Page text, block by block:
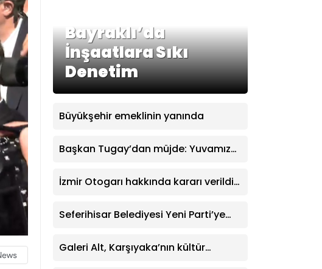
Bayraklı’da
İnşaatlara Sıkı
Denetim
Büyükşehir emeklinin yanında
Başkan Tugay’dan müjde: Yuvamız
indirildi
İzmir Otogarı hakkında kararı verildi:
Seferihisar Belediyesi Yeni Parti’ye
Galeri Alt, Karşıyaka’nın kültür